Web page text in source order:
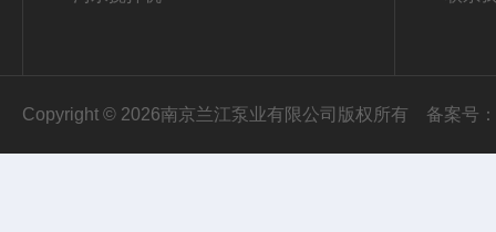
Copyright © 2026南京兰江泵业有限公司版权所有 备案号